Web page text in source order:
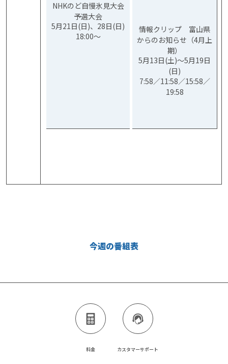
NHKのど自慢氷見大会
予選大会
5月21日(日)、28日(日)
18:00～
情報クリップ 富山県
からのお知らせ（4月上
期）
5月13日(土)～5月19日
(日)
7:58／11:58／15:58／
19:58
今週の番組表
料金 カスタマーサポート